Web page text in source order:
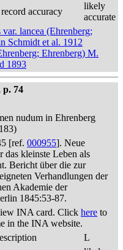
accuracy
likely
accurate
lancea (Ehrenberg;
Schmidt et al. 1912
Ehrenberg) M.
1893
p. 74
nudum in Ehrenberg
[ref. 000955]. Neue
das kleinste Leben als
Bericht über die zur
Verhandlungen der
Akademie der
1845:53-87.
INA card. Click here to
in the INA website.
L